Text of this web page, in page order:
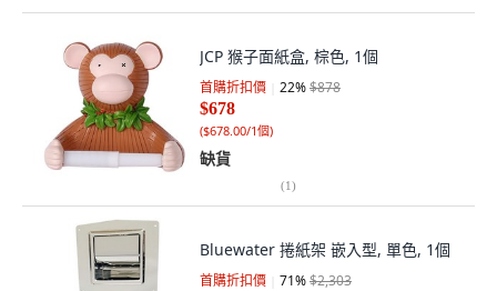
JCP 猴子面紙盒, 棕色, 1個
首購折扣價 22%$878
$678
($678.00/1個)
缺貨
(1)
Bluewater 捲紙架 嵌入型, 單色, 1個
首購折扣價 71%$2,303